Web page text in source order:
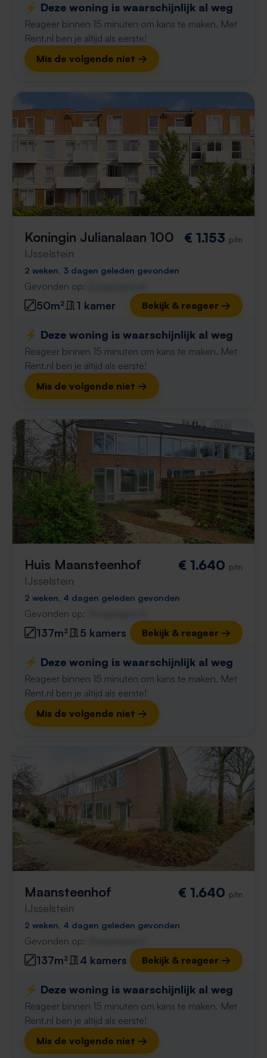
⚡️ Deze woning is waarschijnlijk al weg
Reageer binnen 15 minuten om kans te maken. Met
Rent.nl ben je altijd als eerste!
Mis de volgende niet →
Koningin Julianalaan 100
IJsselstein
€ 1.153 p/m
2 weken, 3 dagen geleden gevonden
Gevonden op:
50m² 1 kamer Bekijk & reageer →
⚡️ Deze woning is waarschijnlijk al weg
Reageer binnen 15 minuten om kans te maken. Met
Rent.nl ben je altijd als eerste!
Mis de volgende niet →
Huis Maansteenhof
IJsselstein
€ 1.640 p/m
2 weken, 4 dagen geleden gevonden
Gevonden op:
137m² 5 kamers Bekijk & reageer →
⚡️ Deze woning is waarschijnlijk al weg
Reageer binnen 15 minuten om kans te maken. Met
Rent.nl ben je altijd als eerste!
Mis de volgende niet →
Maansteenhof
IJsselstein
€ 1.640 p/m
2 weken, 4 dagen geleden gevonden
Gevonden op:
137m² 4 kamers Bekijk & reageer →
⚡️ Deze woning is waarschijnlijk al weg
Reageer binnen 15 minuten om kans te maken. Met
Rent.nl ben je altijd als eerste!
Mis de volgende niet →